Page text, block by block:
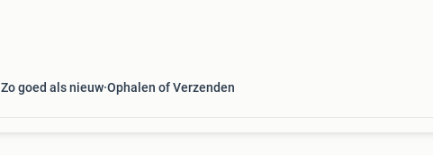
Zo goed als nieuw Ophalen of Verzenden